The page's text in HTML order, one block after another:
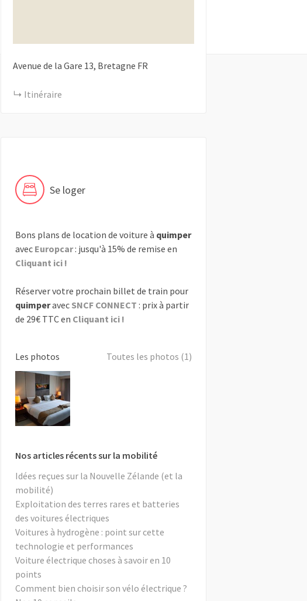
Avenue de la Gare 13 Bretagne FR
Itinéraire
Se loger
Bons plans de location de voiture à quimper
avec Europcar: jusqu'à 15% de remise en
Cliquant ici !
Réserver votre prochain billet de train pour
quimperavec SNCF CONNECT : prix à partir
de 29€ TTC en Cliquant ici !
Les photos Toutes les photos (1)
Nos articles récents sur la mobilité
Idées reçues sur la Nouvelle Zélande (et la
mobilité)
Exploitation des terres rares et batteries
des voitures électriques
Voitures à hydrogène : point sur cette
technologie et performances
Voiture électrique choses à savoir en 10
points
Comment bien choisir son vélo électrique ?